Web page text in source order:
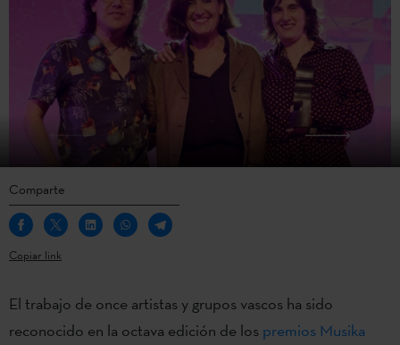
Comparte
Copiar link
El trabajo de once artistas y grupos vascos ha sido
reconocido en la octava edición de los premios Musika